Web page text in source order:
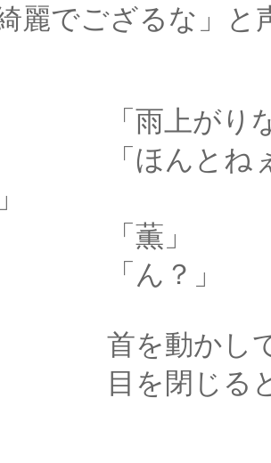
麗でござるな」と
がりならで
とねぇ･･････
」
？」
かしてふり
じると、剣心